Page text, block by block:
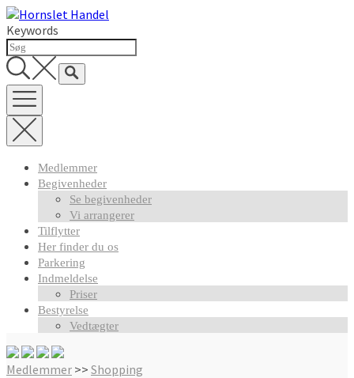
Skip
to
content
Keywords
Medlemmer
Begivenheder
Se begivenheder
Vi arrangerer
Tilflytter
Her finder du os
Parkering
Indmeldelse
Priser
Bestyrelse
Vedtægter
Medlemmer >> Shopping